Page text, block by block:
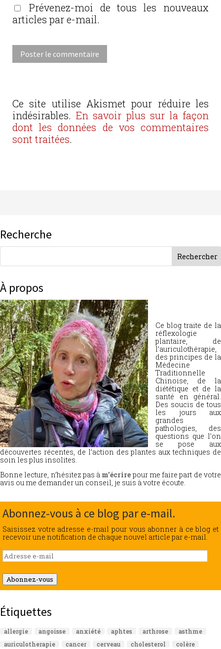
Prévenez-moi de tous les nouveaux
articles par e-mail.
Ce site utilise Akismet pour réduire les
indésirables. En savoir plus sur la façon
dont les données de vos commentaires
sont traitées.
Recherche
À propos
Ce blog traite de la
réflexologie
plantaire, de
l’auriculothérapie,
des principes de la
Médecine
Traditionnelle
Chinoise, de la
diététique et de la
santé en général.
Des soucis de tous
les jours aux
grandes
pathologies, des
questions que l’on
se pose aux
découvertes récentes, de l’action des plantes aux techniques de
soin les plus insolites.
Bonne lecture, n’hésitez pas à m’écrire pour me faire part de votre
avis ou me demander un conseil, je suis à votre écoute.
Abonnez-vous à ce blog par e-mail.
Saisissez votre adresse e-mail pour vous abonner à ce blog et
recevoir une notification de chaque nouvel article par e-mail.
Adresse
e-
mail
Abonnez-vous
Étiquettes
allergie angoisse anxiété aphtes arthrose
asthme
auriculotherapie
cancer cerveau cholesterol
colère